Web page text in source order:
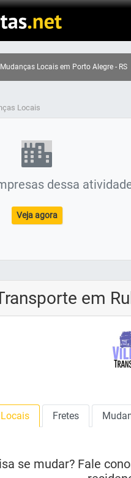
Mudanças Locais em Porto Alegre - RS
Locais
dessa
Veja agora
em
Fretes
se mudar? Fale